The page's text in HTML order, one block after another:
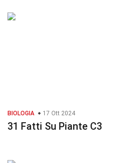
BIOLOGIA 17 Ott 2024
31 Fatti Su Piante C3